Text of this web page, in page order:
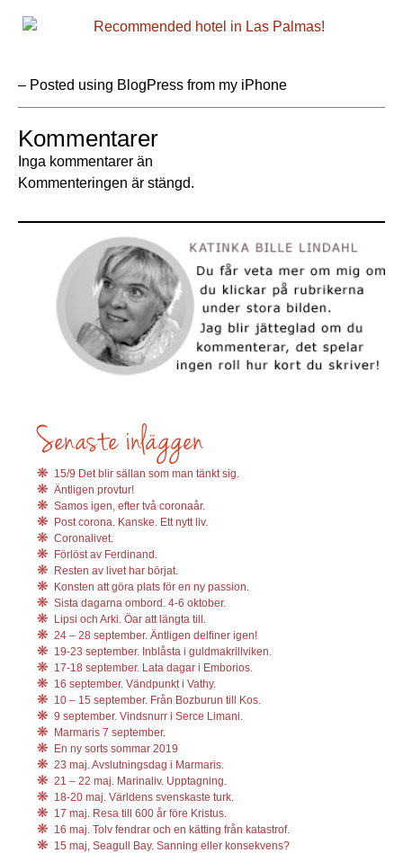
– Posted using BlogPress from my iPhone
Kommentarer
Inga kommentarer än
Kommenteringen är stängd.
15/9 Det blir sällan som man tänkt sig.
Äntligen provtur!
Samos igen, efter två coronaår.
Post corona. Kanske. Ett nytt liv.
Coronalivet.
Förlöst av Ferdinand.
Resten av livet har börjat.
Konsten att göra plats för en ny passion.
Sista dagarna ombord. 4-6 oktober.
Lipsi och Arki. Öar att längta till.
24 – 28 september. Äntligen delfiner igen!
19-23 september. Inblåsta i guldmakrillviken.
17-18 september. Lata dagar i Emborios.
16 september. Vändpunkt i Vathy.
10 – 15 september. Från Bozburun till Kos.
9 september. Vindsnurr i Serce Limani.
Marmaris 7 september.
En ny sorts sommar 2019
23 maj. Avslutningsdag i Marmaris.
21 – 22 maj. Marinaliv. Upptagning.
18-20 maj. Världens svenskaste turk.
17 maj. Resa till 600 år före Kristus.
16 maj. Tolv fendrar och en kätting från katastrof.
15 maj, Seagull Bay. Sanning eller konsekvens?